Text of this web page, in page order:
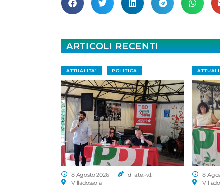
ARTICOLI RECENTI
ATTUALITA' POLITICA
8 Agosto 2026
di a.te.-v.l.
Villadossola
8